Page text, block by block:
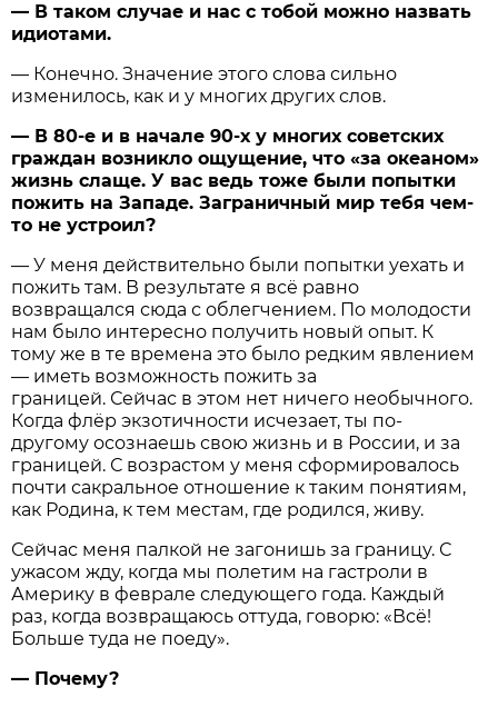
— В таком случае и нас с тобой можно назвать
идиотами.
— Конечно. Значение этого слова сильно
изменилось, как и у многих других слов.
— В 80-е и в начале 90-х у многих советских
граждан возникло ощущение, что «за океаном»
жизнь слаще. У вас ведь тоже были попытки
пожить на Западе. Заграничный мир тебя чем-
то не устроил?
— У меня действительно были попытки уехать и
пожить там. В результате я всё равно
возвращался сюда с облегчением. По молодости
нам было интересно получить новый опыт. К
тому же в те времена это было редким явлением
— иметь возможность пожить за
границей. Сейчас в этом нет ничего необычного.
Когда флёр экзотичности исчезает, ты по-
другому осознаешь свою жизнь и в России, и за
границей. С возрастом у меня сформировалось
почти сакральное отношение к таким понятиям,
как Родина, к тем местам, где родился, живу.
Сейчас меня палкой не загонишь за границу. С
ужасом жду, когда мы полетим на гастроли в
Америку в феврале следующего года. Каждый
раз, когда возвращаюсь оттуда, говорю: «Всё!
Больше туда не поеду».
— Почему?